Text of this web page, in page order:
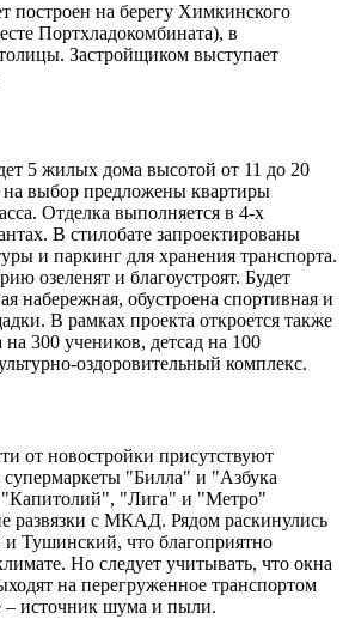
построен на берегу Химкинского
Портхладокомбината), в
Застройщиком выступает
5 жилых дома высотой от 11 до 20
выбор предложены квартиры
Отделка выполняется в 4-х
В стилобате запроектированы
и паркинг для хранения транспорта.
озеленят и благоустроят. Будет
набережная, обустроена спортивная и
В рамках проекта откроется также
300 учеников, детсад на 100
оздоровительный комплекс.
от новостройки присутствуют
"Билла" и "Азбука
"Лига" и "Метро"
развязки с МКАД. Рядом раскинулись
Тушинский, что благоприятно
Но следует учитывать, что окна
на перегруженное транспортом
– источник шума и пыли.